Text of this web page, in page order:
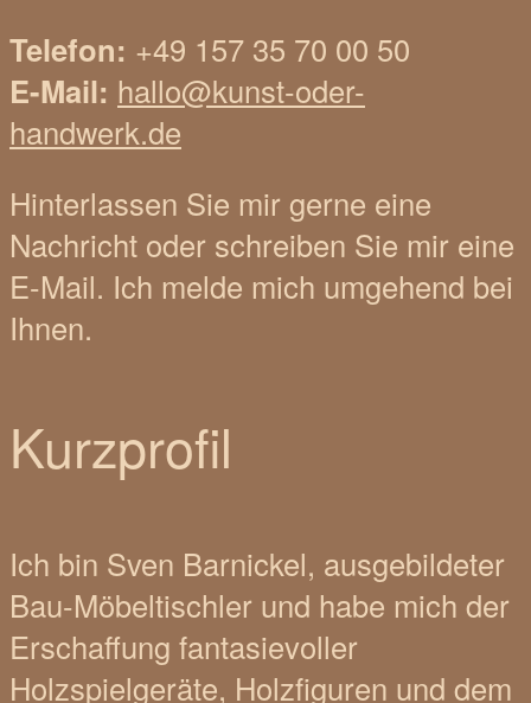
Telefon: +49 157 35 70 00 50
E-Mail: hallo@kunst-oder-
handwerk.de
Hinterlassen Sie mir gerne eine
Nachricht oder schreiben Sie mir eine
E-Mail. Ich melde mich umgehend bei
Ihnen.
Kurzprofil
Ich bin Sven Barnickel, ausgebildeter
Bau-Möbeltischler und habe mich der
Erschaffung fantasievoller
Holzspielgeräte, Holzfiguren und dem